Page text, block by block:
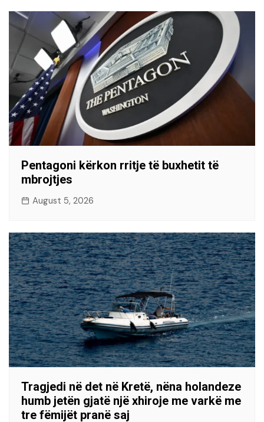
Pentagoni kërkon rritje të buxhetit të
mbrojtjes
August 5, 2026
Tragjedi në det në Kretë, nëna holandeze
humb jetën gjatë një xhiroje me varkë me
tre fëmijët pranë saj